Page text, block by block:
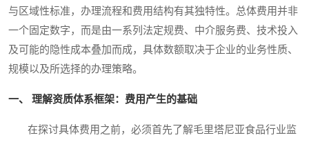
与区域性标准，办理流程和费用结构有其独特性。总体费用并非
一个固定数字，而是由一系列法定规费、中介服务费、技术投入
及可能的隐性成本叠加而成，具体数额取决于企业的业务性质、
规模以及所选择的办理策略。
一、 理解资质体系框架：费用产生的基础
在探讨具体费用之前，必须首先了解毛里塔尼亚食品行业监